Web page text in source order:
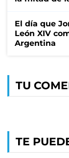
El día que
León XIV
Argentina
TU
TE